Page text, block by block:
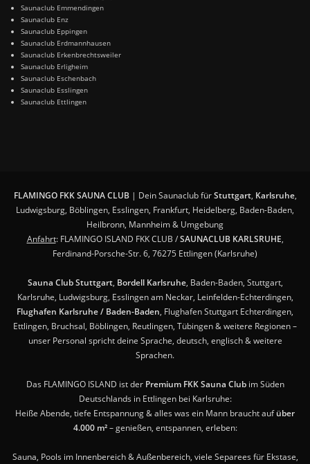
Saunaclub Emmendingen
Saunaclub Enz
Saunaclub Eppingen
Saunaclub Erdmannhausen
Saunaclub Erkenbrechtsweiler
Saunaclub Erligheim
Saunaclub Eschenbach
Saunaclub Esslingen
Saunaclub Ettlingen
FLAMINGO FKK SAUNA CLUB| Dein Saunaclub fürStuttgart, Karlsruhe,
Ludwigsburg, Böblingen, Esslingen, Frankfurt, Heidelberg, Baden-Baden,
Heilbronn, Mannheim & Umgebung
Anfahrt: FLAMINGO ISLAND FKK CLUB /SAUNACLUB KARLSRUHE,
Ferdinand-Porsche-Str. 6, 76275 Ettlingen (Karlsruhe)
Sauna Club Stuttgart, Bordell Karlsruhe, Baden-Baden, Stuttgart,
Karlsruhe, Ludwigsburg, Esslingen am Neckar, Leinfelden-Echterdingen,
Flughafen Karlsruhe / Baden-Baden, Flughafen Stuttgart Echterdingen,
Ettlingen, Bruchsal, Böblingen, Reutlingen, Tübingen & weitere Regionen –
unser Personal spricht deine Sprache, deutsch, englisch & weitere
Sprachen.
Das FLAMINGO ISLAND ist der Premium FKK Sauna Clubim Süden
Deutschlands in Ettlingen bei Karlsruhe:
Heiße Abende, tiefe Entspannung & alles was ein Mann braucht aufüber
4.000 m²– genießen, entspannen, erleben:
Sauna, Pools im Innenbereich & Außenbereich, viele Separees für Ekstase,